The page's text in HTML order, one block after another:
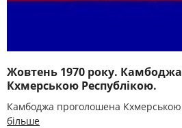
Жовтень 1970 року.
Кхмерською Республікою.
Камбоджа проголошена Кхмерською
більше